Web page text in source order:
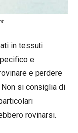
in tessuti
e
e perdere
si consiglia di
rovinarsi.